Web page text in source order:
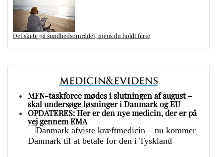
Det skete på sundhedsområdet, mens du holdt ferie
MFN-taskforce mødes i slutningen af august –
skal undersøge løsninger i Danmark og EU
OPDATERES: Her er den nye medicin, der er på
vej gennem EMA